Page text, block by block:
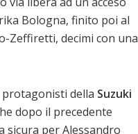
Bologna, finito poi al
Zeffiretti, decimi con una
protagonisti della Suzuki
dopo il precedente
sicura per Alessandro